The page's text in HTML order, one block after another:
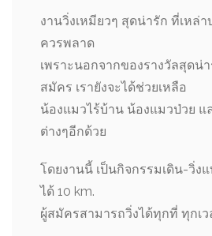
งานวิ่งเหมียวๆ สุดน่ารัก ที่เหล่
ควรพลาด
เพราะนอกจากของรางวัลสุดน่
สมัคร เรายังจะได้ช่วยเหลือ
น้องแมวไร้บ้าน น้องแมวป่วย แ
ต่างๆอีกด้วย
โดยงานนี้ เป็นกิจกรรมเดิน-วิ่ง
ได้ 10 km.
ผู้สมัครสามารถวิ่งได้ทุกที่ ทุกเว